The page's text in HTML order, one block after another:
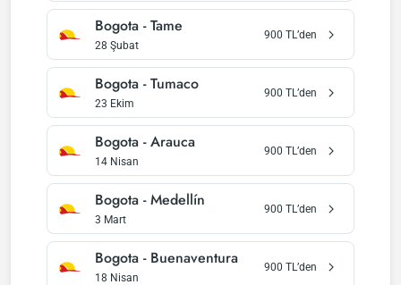
Bogota -Tame
28 Şubat
900 TL’den
Bogota -Tumaco
23 Ekim
900 TL’den
Bogota -Arauca
14 Nisan
900 TL’den
Bogota -Medellín
3 Mart
900 TL’den
Bogota - Buenaventura
18 Nisan
900 TL’den